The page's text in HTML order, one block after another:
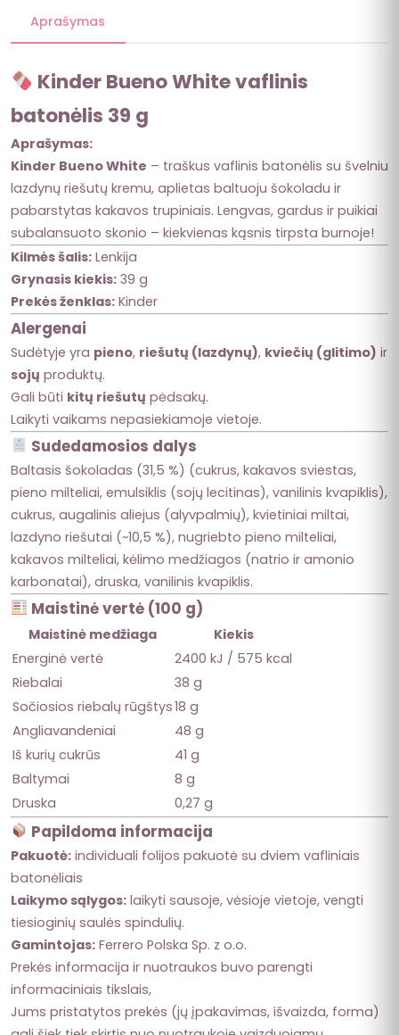
Aprašymas
Kinder Bueno White vaflinis
batonėlis 39 g
Aprašymas:
Kinder Bueno White – traškus vaflinis batonėlis su švelniu
lazdynų riešutų kremu, aplietas baltuoju šokoladu ir
pabarstytas kakavos trupiniais. Lengvas, gardus ir puikiai
subalansuoto skonio – kiekvienas kąsnis tirpsta burnoje!
Kilmės šalis: Lenkija
Grynasis kiekis: 39 g
Prekės ženklas: Kinder
Alergenai
Sudėtyje yra pieno, riešutų (lazdynų), kviečių (glitimo) ir
sojų produktų.
Gali būti kitų riešutų pėdsakų.
Laikyti vaikams nepasiekiamoje vietoje.
Sudedamosios dalys
Baltasis šokoladas (31,5 %) (cukrus, kakavos sviestas,
pieno milteliai, emulsiklis (sojų lecitinas), vanilinis kvapiklis),
cukrus, augalinis aliejus (alyvpalmių), kvietiniai miltai,
lazdyno riešutai (~10,5 %), nugriebto pieno milteliai,
kakavos milteliai, kėlimo medžiagos (natrio ir amonio
karbonatai), druska, vanilinis kvapiklis.
Maistinė vertė (100 g)
Maistinė medžiaga
Kiekis
Energinė vertė
2400 kJ / 575 kcal
Riebalai
38 g
Sočiosios riebalų rūgštys18 g
Angliavandeniai
48 g
Iš kurių cukrūs
41 g
Baltymai
8 g
Druska
0,27 g
Papildoma informacija
Pakuotė: individuali folijos pakuotė su dviem vafliniais
batonėliais
Laikymo sąlygos: laikyti sausoje, vėsioje vietoje, vengti
tiesioginių saulės spindulių.
Gamintojas: Ferrero Polska Sp. z o.o.
Prekės informacija ir nuotraukos buvo parengti
informaciniais tikslais,
Jums pristatytos prekės (jų įpakavimas, išvaizda, forma)